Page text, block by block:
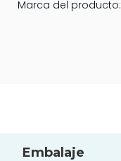
Marca del producto:
Embalaje